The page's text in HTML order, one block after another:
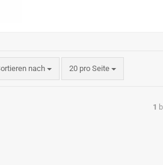
nach 20 pro Seite
1